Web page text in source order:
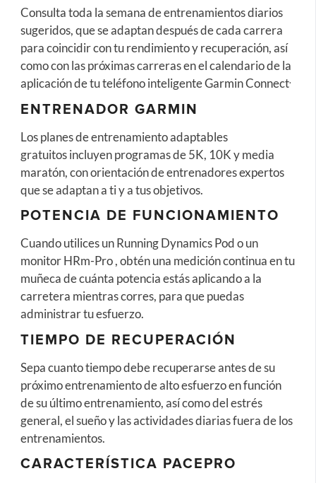
Consulta toda la semana de entrenamientos diarios
sugeridos, que se adaptan después de cada carrera
para coincidir con tu rendimiento y recuperación, así
como con las próximas carreras en el calendario de la
aplicación de tu teléfono inteligente Garmin Connect.
ENTRENADOR GARMIN
Los planes de entrenamiento adaptables
gratuitos incluyen programas de 5K, 10K y media
maratón, con orientación de entrenadores expertos
que se adaptan a ti y a tus objetivos.
POTENCIA DE FUNCIONAMIENTO
Cuando utilices un Running Dynamics Pod o un
monitor HRm-Pro , obtén una medición continua en tu
muñeca de cuánta potencia estás aplicando a la
carretera mientras corres, para que puedas
administrar tu esfuerzo.
TIEMPO DE RECUPERACIÓN
Sepa cuanto tiempo debe recuperarse antes de su
próximo entrenamiento de alto esfuerzo en función
de su último entrenamiento, así como del estrés
general, el sueño y las actividades diarias fuera de los
entrenamientos.
CARACTERÍSTICA PACEPRO